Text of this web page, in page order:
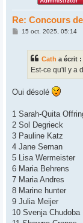
Re: Concours
M
15 oct. 2025, 05:14
Cath a écrit :
Est-ce qu'il y a
Oui désolé
1 Sarah-Quita
2 Sol Degrieck
3 Pauline Katz
4 Jane Seman
5 Lisa Wermeister
6 Maria Behrens
7 Maria Andres
8 Marine hunter
9 Julia Meijer
10 Svenja Chudoba